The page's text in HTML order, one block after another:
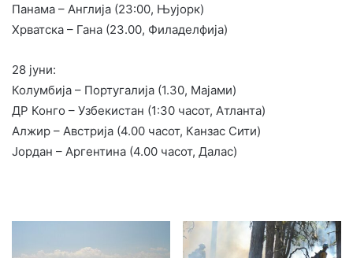
Панама – Англија (23:00, Њујорк)
Хрватска – Гана (23.00, Филаделфија)
28 јуни:
Колумбија – Португалија (1.30, Мајами)
ДР Конго – Узбекистан (1:30 часот, Атланта)
Алжир – Австрија (4.00 часот, Канзас Сити)
Јордан – Аргентина (4.00 часот, Далас)